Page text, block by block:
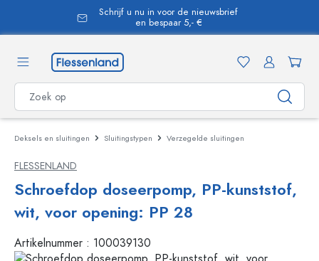
Schrijf u nu in voor de nieuwsbrief
en bespaar 5,- €
Deksels en sluitingen Sluitingstypen Verzegelde sluitingen
FLESSENLAND
Schroefdop doseerpomp, PP-kunststof,
wit, voor opening: PP 28
Artikelnummer : 100039130